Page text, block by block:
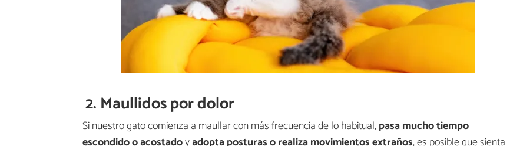
2. Maullidos por dolor
Si nuestro gato comienza a maullar con más frecuencia de lo habitual,pasa mucho tiempo
escondido o acostadoyadopta posturas o realiza movimientos extraños, es posible que sienta